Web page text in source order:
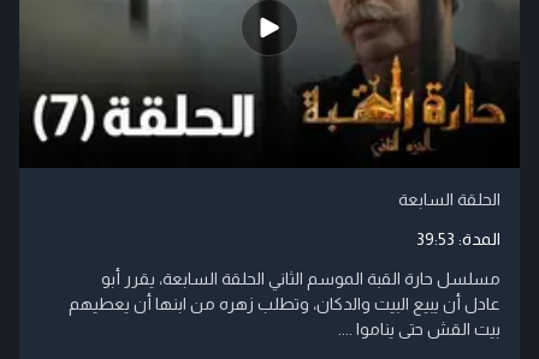
الحلقة السابعة
المدة: 39:53
مسلسل حارة القبة الموسم الثاني الحلقة السابعة، يقرر أبو
عادل أن يبيع البيت والدكان، وتطلب زهره من ابنها أن يعطيهم
بيت القش حتى يناموا ....